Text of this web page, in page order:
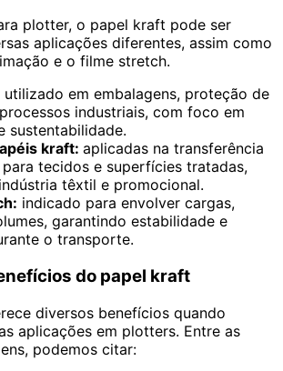
plotter, o papel kraft pode ser
aplicações diferentes, assim como
e o filme stretch.
utilizado em embalagens, proteção de
industriais, com foco em
sustentabilidade.
kraft: aplicadas na transferência
tecidos e superfícies tratadas,
têxtil e promocional.
indicado para envolver cargas,
garantindo estabilidade e
o transporte.
do papel kraft
diversos benefícios quando
aplicações em plotters. Entre as
podemos citar: